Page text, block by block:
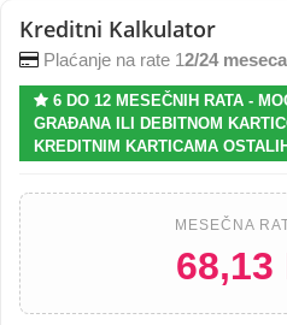
Kreditni Kalkulator
Plaćanje na rate 12/24 meseca
6 DO 12 MESEČNIH RATA -
GRAĐANA ILI DEBITNOM
KREDITNIM KARTICAMA
MESEČNA
68,13